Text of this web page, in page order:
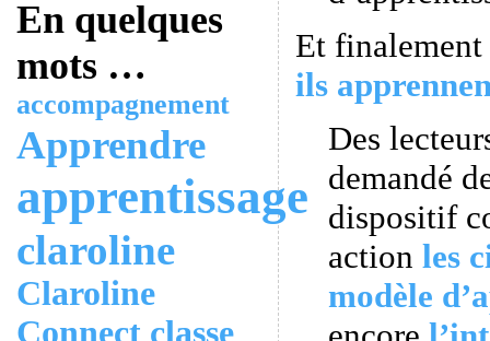
En quelques
mots …
accompagnement
Apprendre
apprentissage
claroline
Claroline
Connect classe
Et
ils
Des
demandé
dispositif
action les
modèle